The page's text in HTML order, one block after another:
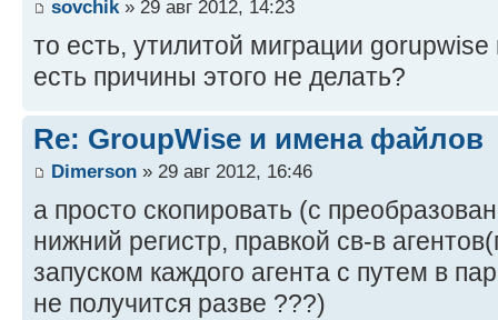
sovchik » 29 авг 2012, 14:23
то есть, утилитой миграции gorupwise
есть причины этого не делать?
Re: GroupWise и имена файлов
Dimerson » 29 авг 2012, 16:46
а просто скопировать (с
нижний регистр, правкой св-в
запуском каждого агента с путем в
не получится разве ???)